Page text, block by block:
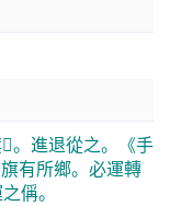
。進退從之。《手
旗有所鄉。必運轉
偁。